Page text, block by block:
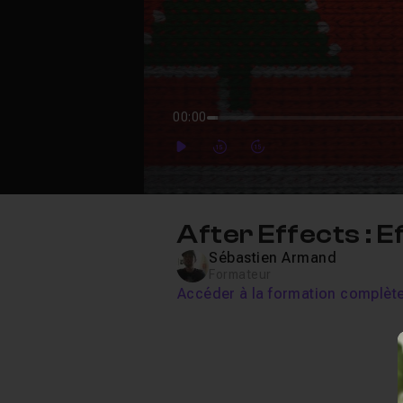
00:00
PlayForwardForward
After Effects :
Sébastien Armand
Accéder à la formation